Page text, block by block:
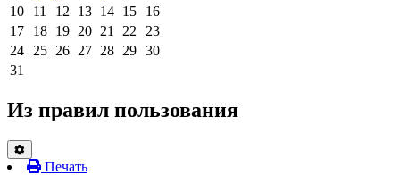
10
11 12 13 14 15
16
17
18 19 20 21 22
23
24
25 26 27 28 29 30
31
Из правил пользования
Печать